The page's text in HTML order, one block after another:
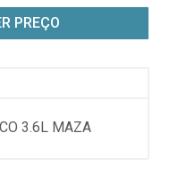
PREÇO
3.6L MAZA